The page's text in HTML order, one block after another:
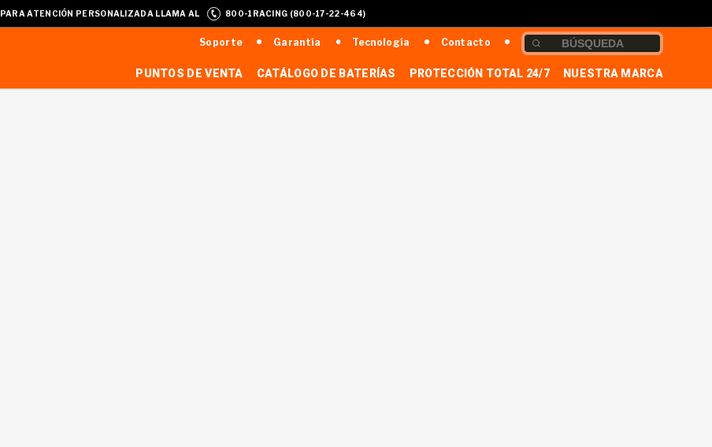
PARA ATENCIÓN PERSONALIZADA LLAMA AL 800-1RACING (800-17-22-464)
Contacto
Tecnología
Garantía
Soporte
NUESTRA MARCA
PROTECCIÓN TOTAL 24/7
CATÁLOGO DE BATERÍAS
PUNTOS DE VENTA